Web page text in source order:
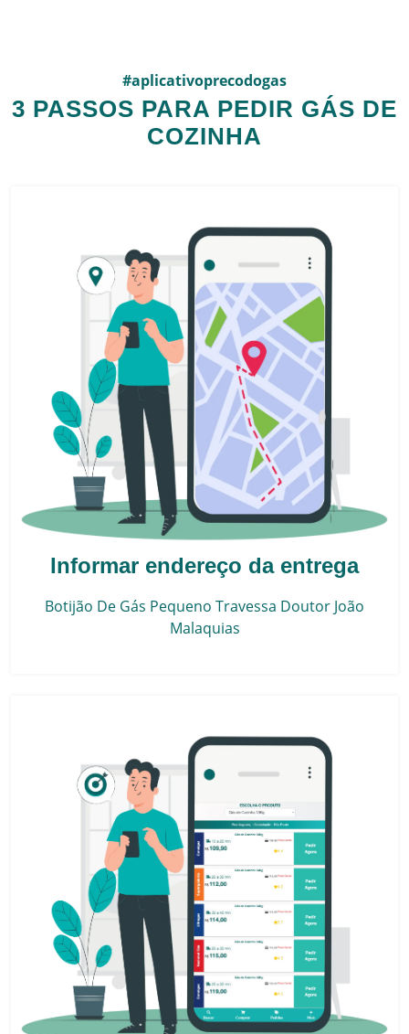
#aplicativoprecodogas
3 PASSOS PARA PEDIR GÁS DE
COZINHA
Informar endereço da entrega
Botijão De Gás Pequeno Travessa Doutor João
Malaquias